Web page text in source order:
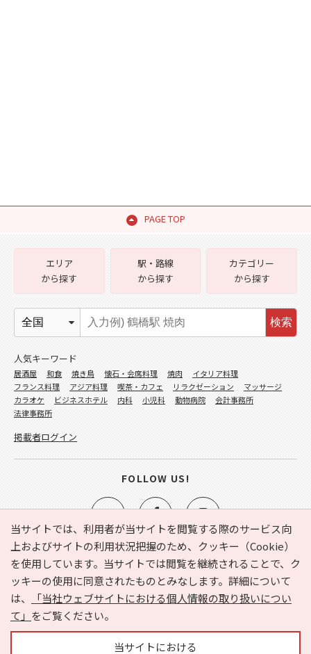
PAGE TOP
当サイトでは、利用者が当サイトを閲覧する際のサービス向
上およびサイトの利用状況把握のため、クッキー（Cookie）
を使用しています。当サイトでは閲覧を継続されることで、ク
ッキーの使用に同意されたものとみなします。詳細について
は、
「当社ウェブサイトにおける個人情報の取り扱いについ
て」 をご覧ください。
当サイトにおける
e-NAVITA（イーナビタ）とは？ お気に入り
ヘルプ
利用規約
個人情報の取り扱いについて
運営会社
サイトマップ
広告掲載に関するお問い合わせ
エリア
から探す
駅・路線
から探す
カテゴリー
から探す
検索
人気キーワード
居酒屋 和食 焼き鳥 懐石・会席料理 焼肉
イタリア料理
フランス料理
アジア料理 喫茶・カフェ リラクゼーション
マッサージ
カラオケ
ビジネスホテル 内科 小児科 動物病院
会計事務所
法律事務所
掲載者ログイン
FOLLOW US!